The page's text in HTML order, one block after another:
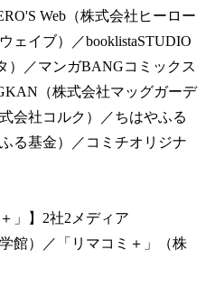
Web（株式会社ヒーロー
ェイブ）／booklistaSTUDIO
）／マンガBANGコミックス
（株式会社マッグガーデ
会社コルク）／ちはやふる
る基金）／コミチオリジナ
」】2社2メディア
館）／「リマコミ＋」（株